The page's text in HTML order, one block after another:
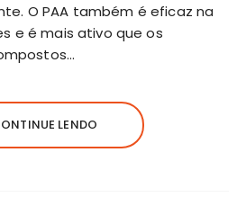
O PAA também é eficaz na
e é mais ativo que os
LENDO